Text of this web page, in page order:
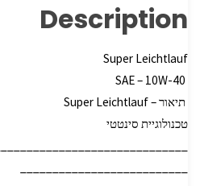
Description
Super Leichtlauf
תיאור – Super Leichtlauf
טכנולוגיית סינטטי